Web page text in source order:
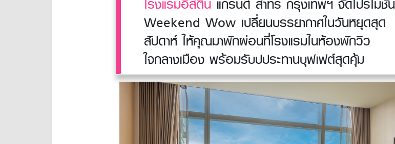
โรงแรมอีสติน แกรนด์ สาทร กรุงเทพฯ จัดโปรโมชั่น
Weekend Wow เปลี่ยนบรรยากาศในวันหยุดสุด
สัปดาห์ ให้คุณมาพักผ่อนที่โรงแรมในห้องพักวิว
ใจกลางเมือง พร้อมรับปประทานบุฟเฟต์สุดคุ้ม